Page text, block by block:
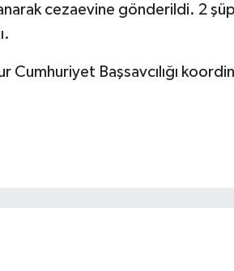
cezaevine gönderildi. 2
Cumhuriyet Başsavcılığı